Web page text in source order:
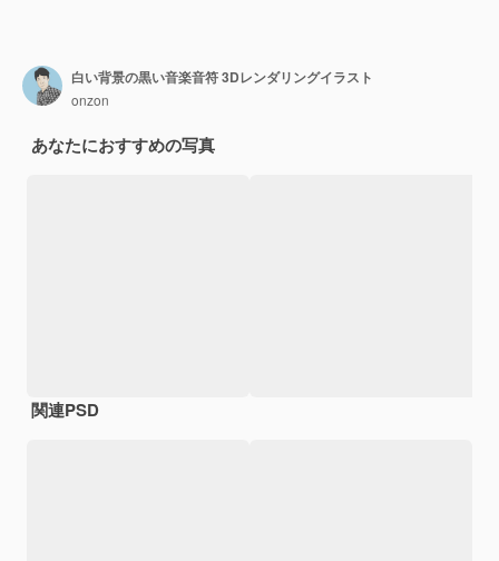
白い背景の黒い音楽音符 3Dレンダリングイラスト
onzon
あなたにおすすめの写真
関連PSD